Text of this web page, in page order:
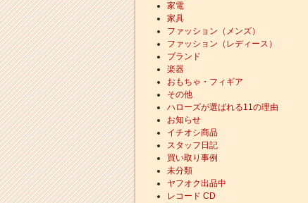
家電
家具
ファッション（メンズ）
ファッション（レディース）
ブランド
楽器
おもちゃ・フィギア
その他
ハローズが選ばれる11の理由
お知らせ
イチオシ商品
スタッフ日記
買い取り事例
未分類
ヤフオク出品中
レコード CD